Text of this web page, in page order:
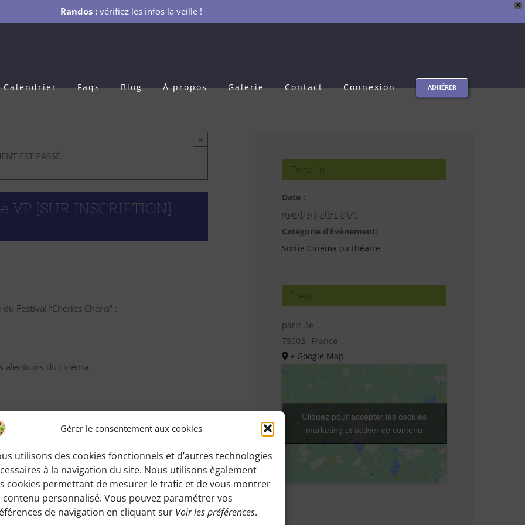
X
Randos : vérifiez les infos la veille !
Gérer le consentement aux cookies
utilisons des cookies fonctionnels et d’autres technologies
à la navigation du site. Nous utilisons également
cookies permettant de mesurer le trafic et de vous montrer
contenu personnalisé. Vous pouvez paramétrer vos
de navigation en cliquant sur Voir les préférences.
Calendrier Faqs Blog À propos Galerie Contact Connexion ADHÉRER
EST PASSÉ.
×
[SUR INSCRIPTION]
Festival “Chéries Chéris” :
alentours du cinéma.
Détails
Date :
mardi 6 juillet 2021
Catégorie d’Évènement:
Sortie Cinéma ou théatre
Lieu
paris 3e
75003
France
+ Google Map
Cliquez pour accepter les cookies
marketing et activer ce contenu